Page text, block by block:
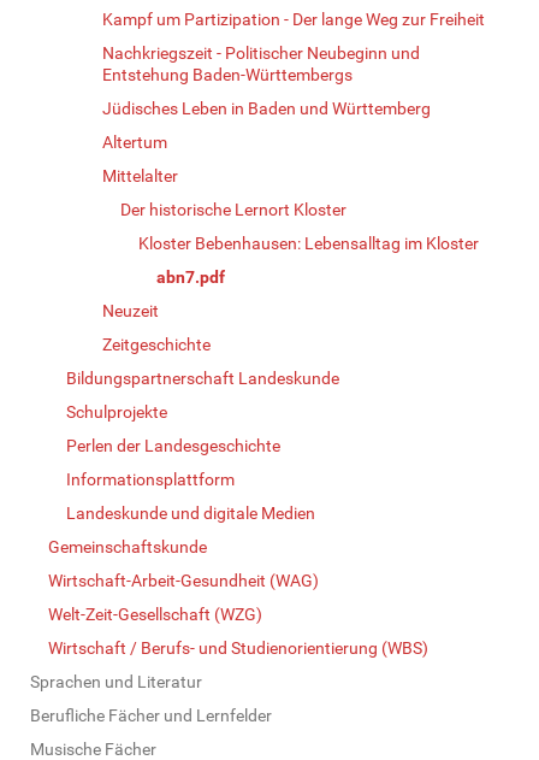
Kampf um Partizipation - Der lange Weg zur Freiheit
Nachkriegszeit - Politischer Neubeginn und
Entstehung Baden-Württembergs
Jüdisches Leben in Baden und Württemberg
Altertum
Mittelalter
Der historische Lernort Kloster
Kloster Bebenhausen: Lebensalltag im Kloster
abn7.pdf
Neuzeit
Zeitgeschichte
Bildungspartnerschaft Landeskunde
Schulprojekte
Perlen der Landesgeschichte
Informationsplattform
Landeskunde und digitale Medien
Gemeinschaftskunde
Wirtschaft-Arbeit-Gesundheit (WAG)
Welt-Zeit-Gesellschaft (WZG)
Wirtschaft / Berufs- und Studienorientierung (WBS)
Sprachen und Literatur
Berufliche Fächer und Lernfelder
Musische Fächer